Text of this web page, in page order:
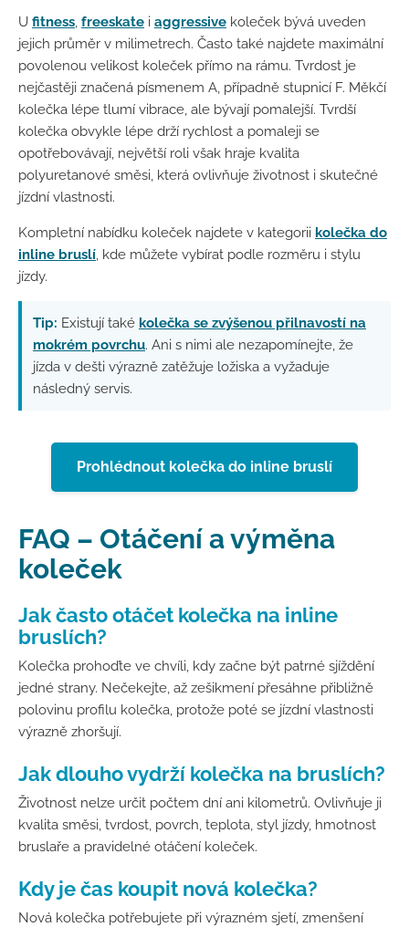
U fitness, freeskate i aggressive koleček bývá uveden
jejich průměr v milimetrech. Často také najdete maximální
povolenou velikost koleček přímo na rámu. Tvrdost je
nejčastěji značená písmenem A, případně stupnicí F. Měkčí
kolečka lépe tlumí vibrace, ale bývají pomalejší. Tvrdší
kolečka obvykle lépe drží rychlost a pomaleji se
opotřebovávají, největší roli však hraje kvalita
polyuretanové směsi, která ovlivňuje životnost i skutečné
jízdní vlastnosti.
Kompletní nabídku koleček najdete v kategorii kolečka do
inline bruslí, kde můžete vybírat podle rozměru i stylu
jízdy.
Tip: Existují také kolečka se zvýšenou přilnavostí na
mokrém povrchu. Ani s nimi ale nezapomínejte, že
jízda v dešti výrazně zatěžuje ložiska a vyžaduje
následný servis.
Prohlédnout kolečka do inline bruslí
FAQ – Otáčení a výměna
koleček
Jak často otáčet kolečka na inline
bruslích?
Kolečka prohoďte ve chvíli, kdy začne být patrné sjíždění
jedné strany. Nečekejte, až zešikmení přesáhne přibližně
polovinu profilu kolečka, protože poté se jízdní vlastnosti
výrazně zhoršují.
Jak dlouho vydrží kolečka na bruslích?
Životnost nelze určit počtem dní ani kilometrů. Ovlivňuje ji
kvalita směsi, tvrdost, povrch, teplota, styl jízdy, hmotnost
bruslaře a pravidelné otáčení koleček.
Kdy je čas koupit nová kolečka?
Nová kolečka potřebujete při výrazném sjetí, zmenšení